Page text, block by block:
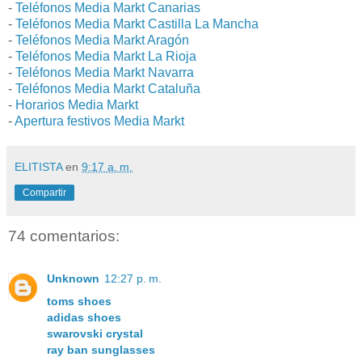
- Teléfonos Media Markt Canarias
- Teléfonos Media Markt Castilla La Mancha
- Teléfonos Media Markt Aragón
- Teléfonos Media Markt La Rioja
- Teléfonos Media Markt Navarra
- Teléfonos Media Markt Cataluña
- Horarios Media Markt
-Apertura festivos Media Markt
ELITISTA en 9:17 a. m.
Compartir
74 comentarios:
Unknown 12:27 p. m.
toms shoes
adidas shoes
swarovski crystal
ray ban sunglasses